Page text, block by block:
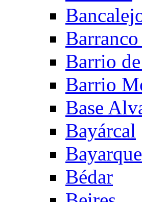
Barrio
Barrio
Base
Bayárcal
Bayarque
Bédar